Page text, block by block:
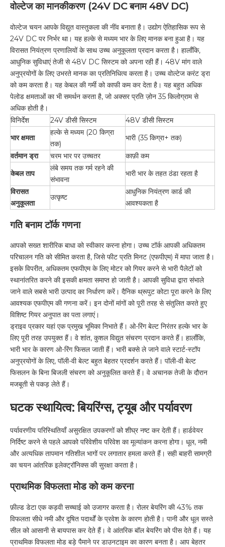
वोल्टेज का मानकीकरण (24V DC बनाम 48V DC)
वोल्टेज चयन आपके विद्युत वास्तुकला की नींव बनाता है। उद्योग ऐतिहासिक रूप से
24V DC पर निर्भर था। यह हल्के से मध्यम भार के लिए मानक बना हुआ है। यह
विरासत नियंत्रण प्रणालियों के साथ उच्च अनुकूलता प्रदान करता है। हालाँकि,
आधुनिक सुविधाएं तेजी से 48V DC सिस्टम को अपना रही हैं। 48V मांग वाले
अनुप्रयोगों के लिए उभरते मानक का प्रतिनिधित्व करता है। उच्च वोल्टेज करंट ड्रा
को कम करता है। यह केबल की गर्मी को काफी कम कर देता है। यह बहुत अधिक
पेलोड क्षमताओं का भी समर्थन करता है, जो अक्सर प्रति ज़ोन 35 किलोग्राम से
अधिक होती है।
विनिर्देश
24V डीसी सिस्टम
48V डीसी सिस्टम
भार क्षमता
हल्के से मध्यम (20 किग्रा
तक)
भारी (35 किग्रा+ तक)
वर्तमान ड्रा
चरम भार पर उच्चतर
काफ़ी कम
केबल ताप
लंबे समय तक गर्म रहने की
संभावना
भारी भार के तहत ठंडा रहता है
विरासत
अनुकूलता
उत्कृष्ट
आधुनिक नियंत्रण कार्ड की
आवश्यकता है
गति बनाम टॉर्क गणना
आपको सख्त शारीरिक बाधा को स्वीकार करना होगा। उच्च टॉर्क आपकी अधिकतम
परिचालन गति को सीमित करता है, जिसे फीट प्रति मिनट (एफपीएम) में मापा जाता है।
इसके विपरीत, अधिकतम एफपीएम के लिए मोटर को गियर करने से भारी पैलेटों को
स्थानांतरित करने की इसकी क्षमता समाप्त हो जाती है। आपकी सुविधा द्वारा संभाले
जाने वाले सबसे भारी उत्पाद का निर्धारण करें। दैनिक थ्रूपुट कोटा पूरा करने के लिए
आवश्यक एफपीएम की गणना करें। इन दोनों मांगों को पूरी तरह से संतुलित करते हुए
विशिष्ट गियर अनुपात का पता लगाएं।
ड्राइव प्रकार यहां एक प्रमुख भूमिका निभाते हैं। ओ-रिंग बेल्ट निरंतर हल्के भार के
लिए पूरी तरह उपयुक्त हैं। वे शांत, कुशल विद्युत संचरण प्रदान करते हैं। हालाँकि,
भारी भार के कारण ओ-रिंग फिसल जाती हैं। भारी बक्से ले जाने वाले स्टार्ट-स्टॉप
अनुप्रयोगों के लिए, पॉली-वी बेल्ट बहुत बेहतर प्रदर्शन करते हैं। पॉली-वी बेल्ट
फिसलन के बिना बिजली संचरण को अनुकूलित करते हैं। वे अचानक तेजी के दौरान
मजबूती से पकड़ लेते हैं।
घटक स्थायित्व: बियरिंग्स, ट्यूब और पर्यावरण
पर्यावरणीय परिस्थितियाँ असुरक्षित उपकरणों को शीघ्र नष्ट कर देती हैं। हार्डवेयर
निर्दिष्ट करने से पहले आपको परिवेशीय परिवेश का मूल्यांकन करना होगा। धूल, नमी
और अत्यधिक तापमान गतिशील भागों पर लगातार हमला करते हैं। सही बाहरी सामग्री
का चयन आंतरिक इलेक्ट्रॉनिक्स की सुरक्षा करता है।
प्राथमिक विफलता मोड को कम करना
फ़ील्ड डेटा एक कड़वी सच्चाई को उजागर करता है। रोलर बेयरिंग की 43% तक
विफलता सीधे नमी और दूषित पदार्थों के प्रवेश के कारण होती है। पानी और धूल सस्ते
सील को आसानी से बायपास कर देते हैं। वे आंतरिक बॉल बेयरिंग को पीस देते हैं। यह
प्राथमिक विफलता मोड बड़े पैमाने पर डाउनटाइम का कारण बनता है। आप बेहतर